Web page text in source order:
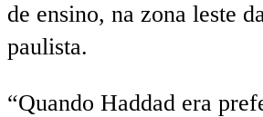
de ensino, na zona leste
paulista.
“Quando Haddad era